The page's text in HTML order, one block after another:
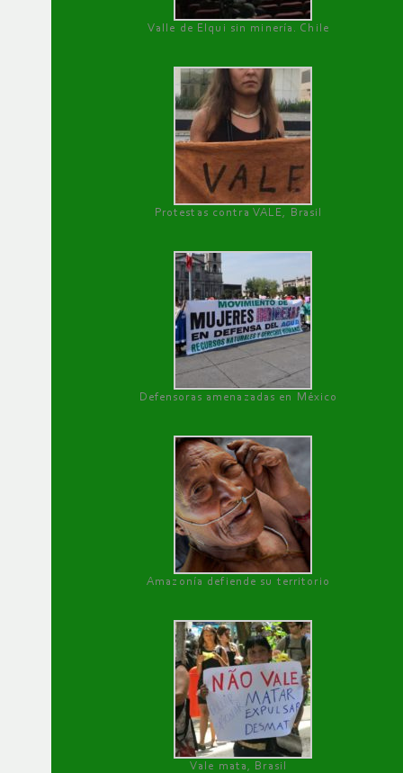
Valle de Elqui sin minería. Chile
Protestas contra VALE, Brasil
Defensoras amenazadas en México
Amazonía defiende su territorio
Vale mata, Brasil